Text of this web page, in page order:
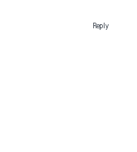
Reply